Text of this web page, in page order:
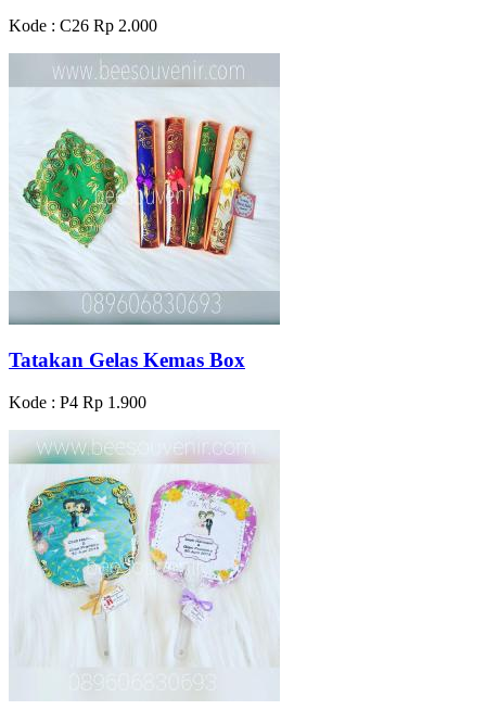
Kode : C26 Rp 2.000
Tatakan Gelas Kemas Box
Kode : P4 Rp 1.900